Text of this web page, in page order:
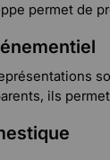
permet
ils